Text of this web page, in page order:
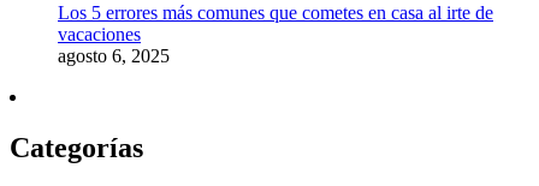
Los 5 errores más comunes que cometes en casa al irte de
vacaciones
agosto 6, 2025
Categorías